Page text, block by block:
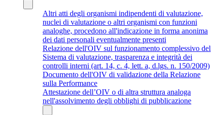
Altri atti degli organismi indipendenti di valutazione,
nuclei di valutazione o altri organismi con funzioni
analoghe, procedono all'indicazione in forma anonima
dei dati personali eventualmente presenti
Relazione dell'OIV sul funzionamento complessivo del
Sistema di valutazione, trasparenza e integrità dei
controlli interni (art. 14, c. 4, lett. a, d.lgs. n. 150/2009)
Documento dell'OIV di validazione della Relazione
sulla Performance
Attestazione dell’OIV o di altra struttura analoga
nell'assolvimento degli obblighi di pubblicazione